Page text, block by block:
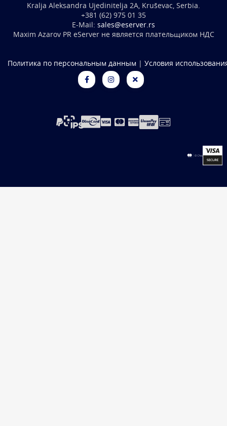
Kralja Aleksandra Ujedinitelja 2A, Kruševac, Serbia.
+381 (62) 975 01 35
E-Mail: sales@eserver.rs
Maxim Azarov PR eServer не является плательщиком НДС
Политика по персональным данным | Условия